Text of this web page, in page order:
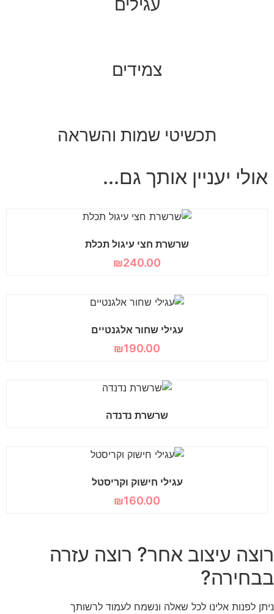
עגילים
צמידים
תכשיטי שמות והשראה
אולי יעניין אותך גם...
שרשרת חצי עיגול תכלת
₪240.00
עגילי שחור אלגנטיים
₪190.00
שרשרת נדנדה
עגילי חישוק וקריסטל
₪160.00
רוצה עיצוב אחר? רוצה עזרה
בבחירה?
ניתן לפנות אלינו לכל שאלה ונשמח לעמוד לרשותך